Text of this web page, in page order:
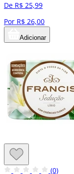
De R$ 25,99
Por R$ 26,00
Adicionar
(0)